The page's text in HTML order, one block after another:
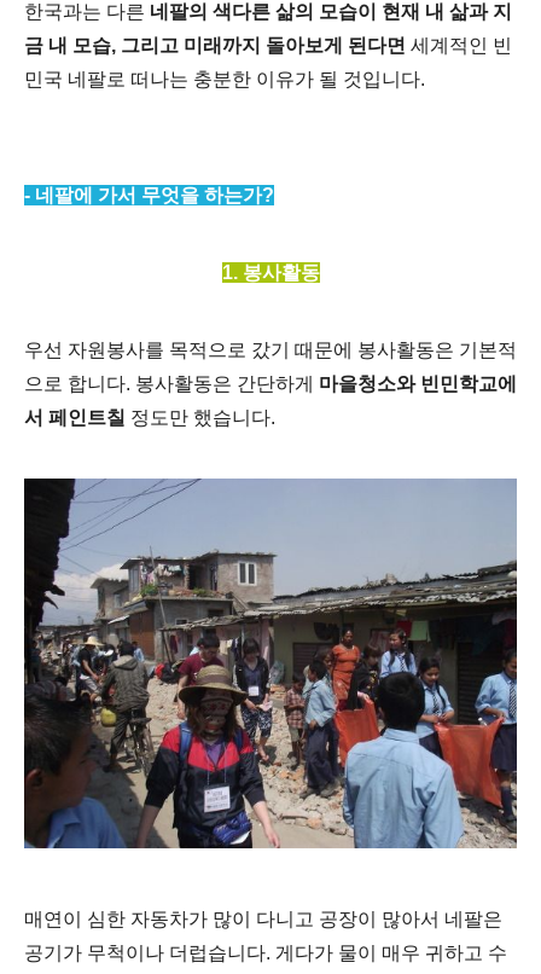
한국과는 다른 네팔의 색다른 삶의 모습이 현재 내 삶과 지
금 내 모습, 그리고 미래까지 돌아보게 된다면 세계적인 빈
민국 네팔로 떠나는 충분한 이유가 될 것입니다.
- 네팔에 가서 무엇을 하는가?
1. 봉사활동
우선 자원봉사를 목적으로 갔기 때문에 봉사활동은 기본적
으로 합니다. 봉사활동은 간단하게 마을청소와 빈민학교에
서 페인트칠 정도만 했습니다.
매연이 심한 자동차가 많이 다니고 공장이 많아서 네팔은
공기가 무척이나 더럽습니다. 게다가 물이 매우 귀하고 수